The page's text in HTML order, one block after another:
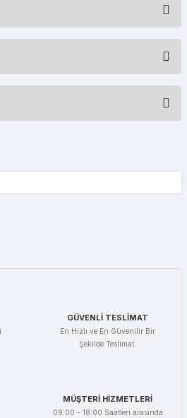
noktaları öneri formunu kullanarak
bulunuyor.
daha pahalı.
GÜVENLİ TESLİMAT
En Hızlı ve En Güvenilir Bir
Şekilde Teslimat.
MÜŞTERİ HİZMETLERİ
09:00 - 18:00 Saatleri arasında